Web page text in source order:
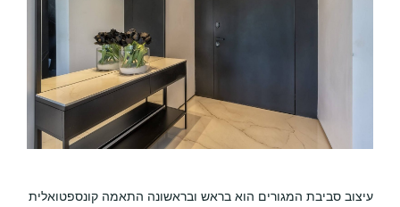
עיצוב סביבת המגורים הוא בראש ובראשונה התאמה קונספטואלית